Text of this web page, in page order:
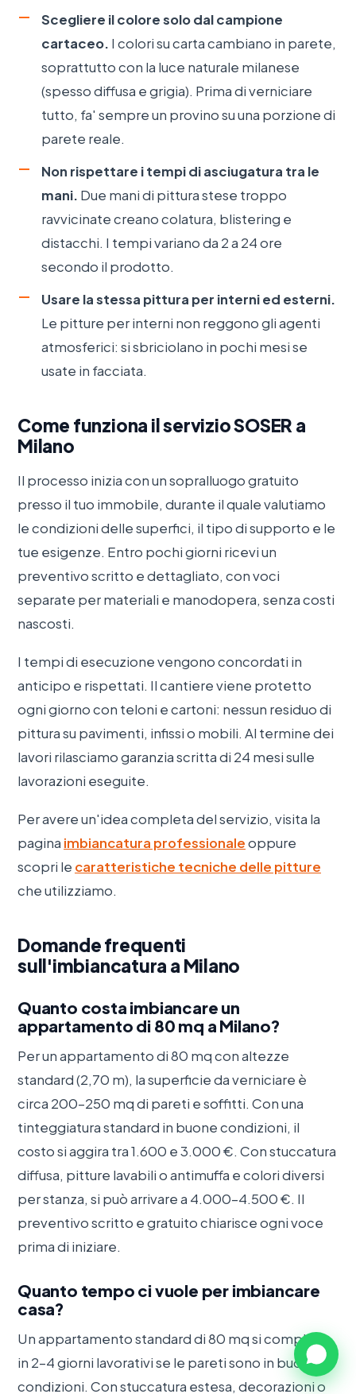
Scegliere il colore solo dal campione
cartaceo. I colori su carta cambiano in parete,
soprattutto con la luce naturale milanese
(spesso diffusa e grigia). Prima di verniciare
tutto, fa' sempre un provino su una porzione di
parete reale.
Non rispettare i tempi di asciugatura tra le
mani. Due mani di pittura stese troppo
ravvicinate creano colatura, blistering e
distacchi. I tempi variano da 2 a 24 ore
secondo il prodotto.
Usare la stessa pittura per interni ed esterni.
Le pitture per interni non reggono gli agenti
atmosferici: si sbriciolano in pochi mesi se
usate in facciata.
Come funziona il servizio SOSER a
Milano
Il processo inizia con un sopralluogo gratuito
presso il tuo immobile, durante il quale valutiamo
le condizioni delle superfici, il tipo di supporto e le
tue esigenze. Entro pochi giorni ricevi un
preventivo scritto e dettagliato, con voci
separate per materiali e manodopera, senza costi
nascosti.
I tempi di esecuzione vengono concordati in
anticipo e rispettati. Il cantiere viene protetto
ogni giorno con teloni e cartoni: nessun residuo di
pittura su pavimenti, infissi o mobili. Al termine dei
lavori rilasciamo garanzia scritta di 24 mesi sulle
lavorazioni eseguite.
Per avere un'idea completa del servizio, visita la
pagina imbiancatura professionaleoppure
scopri le caratteristiche tecniche delle pitture
che utilizziamo.
Domande frequenti
sull'imbiancatura a Milano
Quanto costa imbiancare un
appartamento di 80 mq a Milano?
Per un appartamento di 80 mq con altezze
standard (2,70 m), la superficie da verniciare è
circa 200–250 mq di pareti e soffitti. Con una
tinteggiatura standard in buone condizioni, il
costo si aggira tra 1.600 e 3.000 €. Con stuccatura
diffusa, pitture lavabili o antimuffa e colori diversi
per stanza, si può arrivare a 4.000–4.500 €. Il
preventivo scritto e gratuito chiarisce ogni voce
prima di iniziare.
Quanto tempo ci vuole per imbiancare
casa?
Un appartamento standard di 80 mq si completa
in 2–4 giorni lavorativi se le pareti sono in buone
condizioni. Con stuccatura estesa, decorazioni o